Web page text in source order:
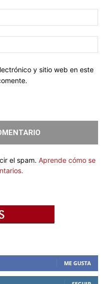
y sitio web en este
el spam. Aprende cómo se
ME GUSTA